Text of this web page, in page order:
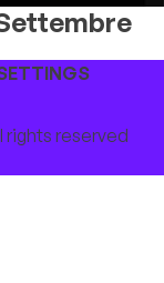
rights reserved